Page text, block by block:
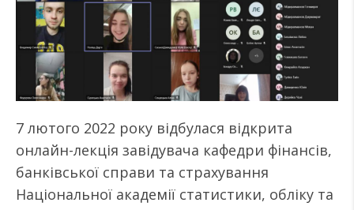
7 лютого 2022 року відбулася відкрита
онлайн-лекція завідувача кафедри фінансів,
банківської справи та страхування
Національної академії статистики, обліку та